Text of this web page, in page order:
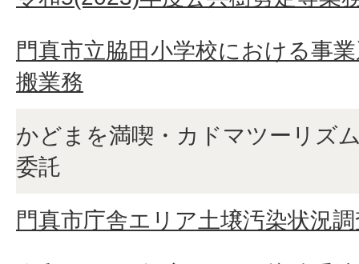
門真市立脇田小学校における事
搬業務
かどまを満喫・カドマツーリズ
委託
門真市庁舎エリア土壌汚染状況